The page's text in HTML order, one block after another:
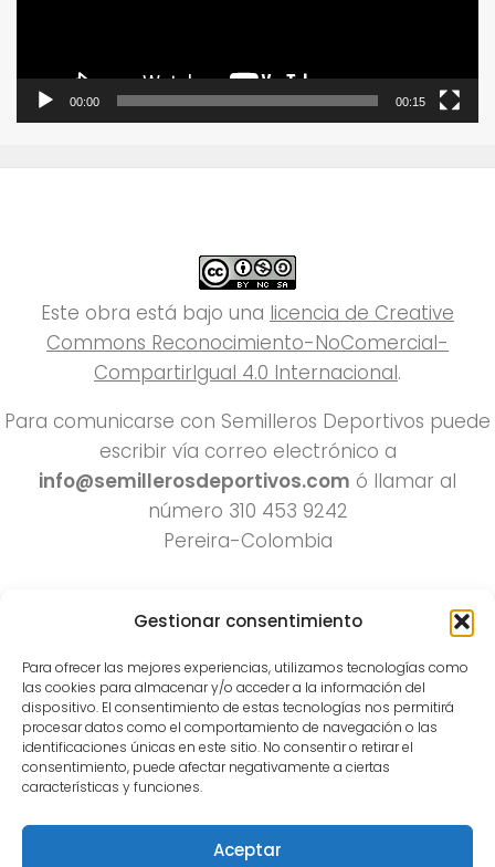
Gestionar consentimiento
Para ofrecer las mejores experiencias, utilizamos tecnologías como
las cookies para almacenar y/o acceder a la información del
dispositivo. El consentimiento de estas tecnologías nos permitirá
procesar datos como el comportamiento de navegación o las
identificaciones únicas en este sitio. No consentir o retirar el
consentimiento, puede afectar negativamente a ciertas
características y funciones.
Aceptar
00:00 00:15
Este obra está bajo una licencia de Creative
Commons Reconocimiento-NoComercial-
CompartirIgual 4.0 Internacional.
Para comunicarse con Semilleros Deportivos puede
escribir vía correo electrónico a
info@semillerosdeportivos.com ó llamar al
número 310 453 9242
Pereira-Colombia
Todos los derechos reservados 2022.
Funciona con - Diseñado con el